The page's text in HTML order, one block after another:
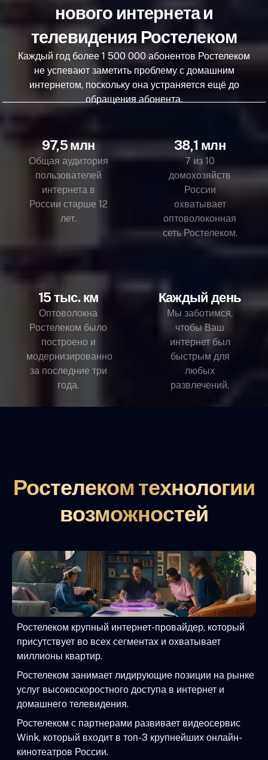
нового интернета и
телевидения Ростелеком
Каждый год более 1 500 000 абонентов Ростелеком
не успевают заметить проблему с домашним
интернетом, поскольку она устраняется ещё до
обращения абонента.
97,5 млн
Общая аудитория
пользователей
интернета в
России старше 12
лет.
38,1 млн
7 из 10
домохозяйств
России
охватывает
оптоволоконная
сеть Ростелеком.
15 тыс. км
Оптоволокна
Ростелеком было
построено и
модернизированно
за последние три
года.
Каждый день
Мы заботимся,
чтобы Ваш
интернет был
быстрым для
любых
развлечений.
Ростелеком технологии
возможностей
Ростелеком крупный интернет-провайдер, который
присутствует во всех сегментах и охватывает
миллионы квартир.
Ростелеком занимает лидирующие позиции на рынке
услуг высокоскоростного доступа в интернет и
домашнего телевидения.
Ростелеком с партнерами развивает видеосервис
Wink, который входит в топ-3 крупнейших онлайн-
кинотеатров России.